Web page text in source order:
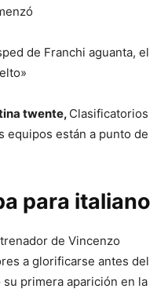
de Franchi aguanta, el
twente, Clasificatorios
equipos están a punto de
para italiano
de Vincenzo
a glorificarse antes del
primera aparición en la